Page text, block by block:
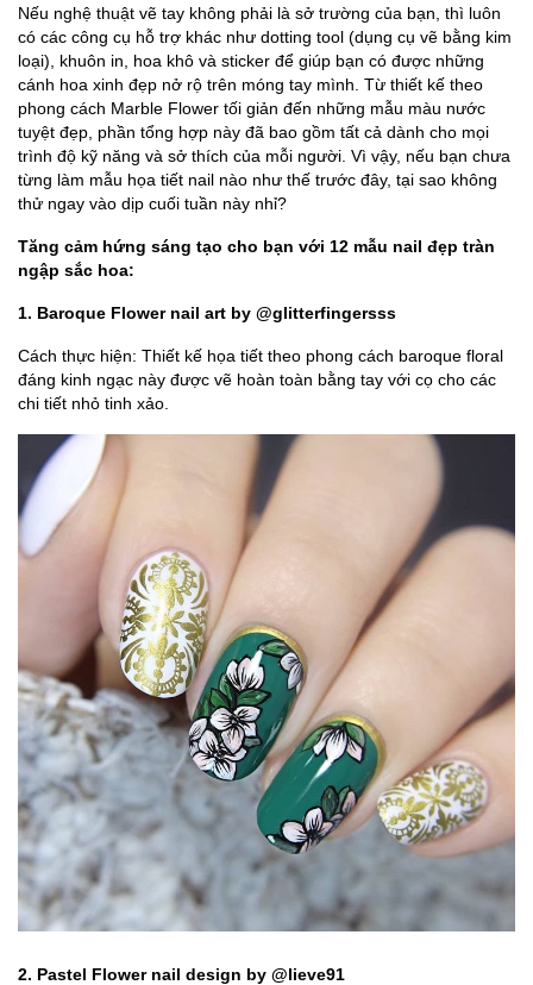
Nếu nghệ thuật vẽ tay không phải là sở trường của bạn, thì luôn
có các công cụ hỗ trợ khác như dotting tool (dụng cụ vẽ bằng kim
loại), khuôn in, hoa khô và sticker để giúp bạn có được những
cánh hoa xinh đẹp nở rộ trên móng tay mình. Từ thiết kế theo
phong cách Marble Flower tối giản đến những mẫu màu nước
tuyệt đẹp, phần tổng hợp này đã bao gồm tất cả dành cho mọi
trình độ kỹ năng và sở thích của mỗi người. Vì vậy, nếu bạn chưa
từng làm mẫu họa tiết nail nào như thế trước đây, tại sao không
thử ngay vào dịp cuối tuần này nhỉ?
Tăng cảm hứng sáng tạo cho bạn với 12 mẫu nail đẹp tràn
ngập sắc hoa:
1. Baroque Flower nail art by @glitterfingersss
Cách thực hiện: Thiết kế họa tiết theo phong cách baroque floral
đáng kinh ngạc này được vẽ hoàn toàn bằng tay với cọ cho các
chi tiết nhỏ tinh xảo.
2. Pastel Flower nail design by @lieve91